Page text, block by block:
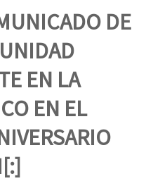
(As populações
DE
EN LA
EN EL